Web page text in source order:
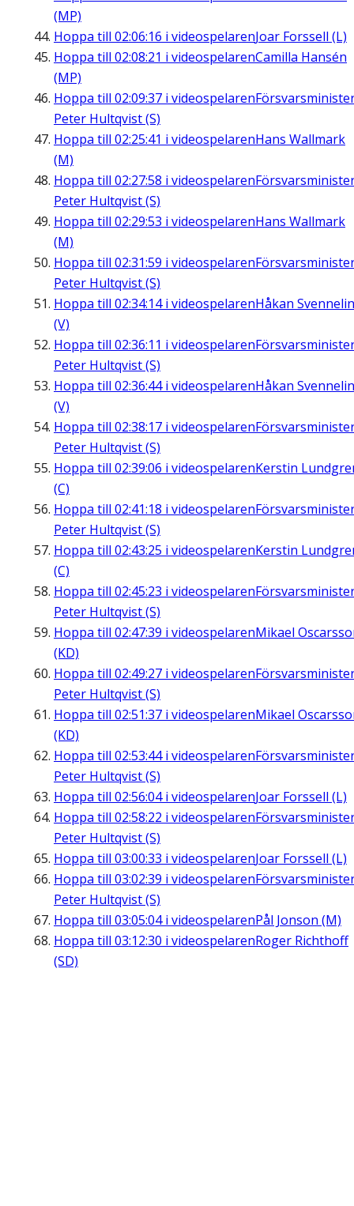
(MP)
Hoppa till 02:06:16 i videospelarenJoar Forssell (L)
Hoppa till 02:08:21 i videospelarenCamilla Hansén
(MP)
Hoppa till 02:09:37 i videospelaren
Peter Hultqvist (S)
Hoppa till 02:25:41 i videospelarenHans Wallmark
(M)
Hoppa till 02:27:58 i videospelaren
Peter Hultqvist (S)
Hoppa till 02:29:53 i videospelarenHans Wallmark
(M)
Hoppa till 02:31:59 i videospelaren
Peter Hultqvist (S)
Hoppa till 02:34:14i videospelarenHåkan
(V)
Hoppa till 02:36:11 i videospelaren
Peter Hultqvist (S)
Hoppa till 02:36:44i videospelarenHåkan
(V)
Hoppa till 02:38:17 i videospelaren
Peter Hultqvist (S)
Hoppa till 02:39:06 i videospelarenKerstin
(C)
Hoppa till 02:41:18 i videospelaren
Peter Hultqvist (S)
Hoppa till 02:43:25 i videospelarenKerstin
(C)
Hoppa till 02:45:23 i videospelaren
Peter Hultqvist (S)
Hoppa till 02:47:39 i videospelarenMikael
(KD)
Hoppa till 02:49:27 i videospelaren
Peter Hultqvist (S)
Hoppa till 02:51:37 i videospelarenMikael
(KD)
Hoppa till 02:53:44i videospelaren
Peter Hultqvist (S)
Hoppa till 02:56:04i videospelarenJoar Forssell (L)
Hoppa till 02:58:22 i videospelaren
Peter Hultqvist (S)
Hoppa till 03:00:33 i videospelarenJoar Forssell (L)
Hoppa till 03:02:39 i videospelaren
Peter Hultqvist (S)
Hoppa till 03:05:04i videospelarenPål Jonson (M)
Hoppa till 03:12:30 i videospelarenRoger Richthoff
(SD)